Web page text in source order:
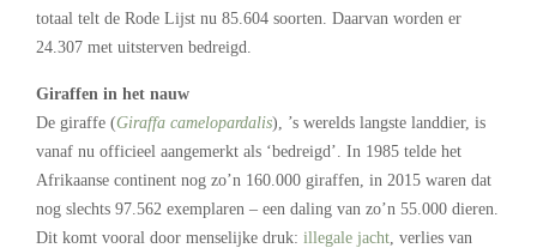
totaal telt de Rode Lijst nu 85.604 soorten. Daarvan worden er
24.307 met uitsterven bedreigd.
Giraffen in het nauw
De giraffe (Giraffa camelopardalis), ’s werelds langste landdier, is
vanaf nu officieel aangemerkt als ‘bedreigd’. In 1985 telde het
Afrikaanse continent nog zo’n 160.000 giraffen, in 2015 waren dat
nog slechts 97.562 exemplaren – een daling van zo’n 55.000 dieren.
Dit komt vooral door menselijke druk: illegale jacht , verlies van